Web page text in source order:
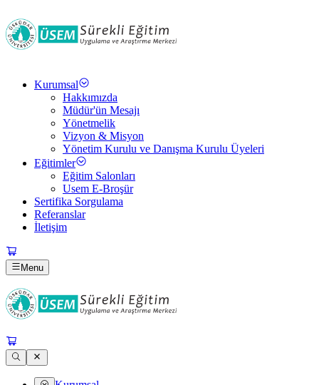
Kurumsal
Hakkımızda
Müdür'ün Mesajı
Yönetmelik
Vizyon & Misyon
Yönetim Kurulu ve Danışma Kurulu Üyeleri
Eğitimler
Eğitim Salonları
Usem E-Broşür
Sertifika Sorgulama
Referanslar
İletişim
Menu